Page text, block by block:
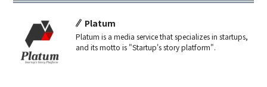
Platum
Platum is a media service that specializes in startups,
and its motto is "Startup's story platform".